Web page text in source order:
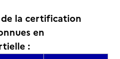
la certification
en
: